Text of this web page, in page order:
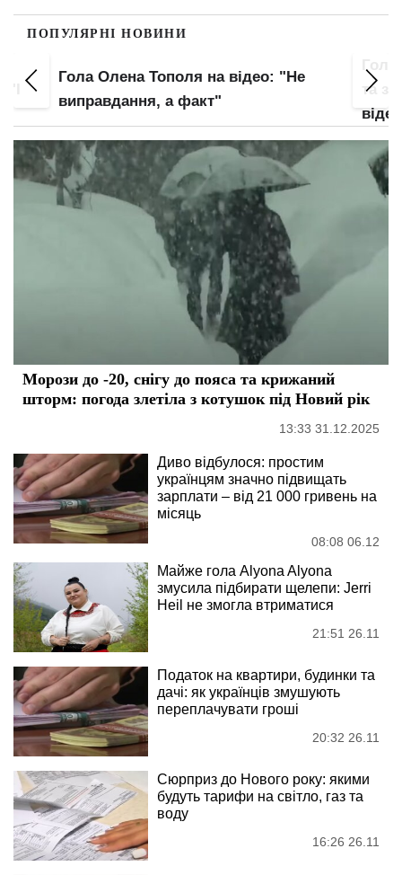
ПОПУЛЯРНІ НОВИНИ
Гола Олена Тополя на відео: "Не
виправдання, а факт"
та
Морози до -20, снігу до пояса та крижаний
шторм: погода злетіла з котушок під Новий рік
13:33 31.12.2025
Диво відбулося: простим
українцям значно підвищать
зарплати – від 21 000 гривень на
місяць
08:08 06.12
Майже гола Alyona Alyona
змусила підбирати щелепи: Jerri
Heil не змогла втриматися
21:51 26.11
Податок на квартири, будинки та
дачі: як українців змушують
переплачувати гроші
20:32 26.11
Сюрприз до Нового року: якими
будуть тарифи на світло, газ та
воду
16:26 26.11